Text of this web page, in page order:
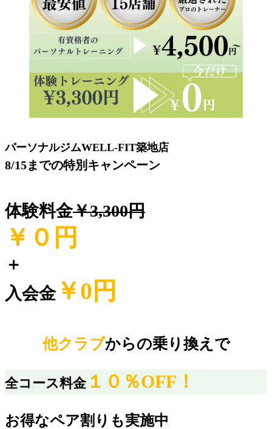
パーソナルジムWELL-FIT築地店
8/15までの特別キャンペーン
体験料金￥3,300円
￥０ 円
＋
入会金￥0円
他クラブからの乗り換えで
全コース料金１０％OFF！
お得なペア割りも実施中